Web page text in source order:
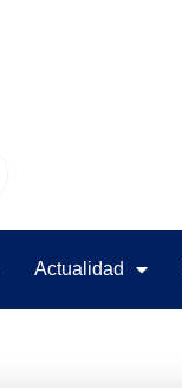
Actualidad